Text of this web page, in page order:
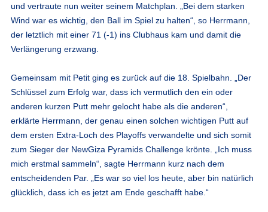
und vertraute nun weiter seinem Matchplan. „Bei dem starken
Wind war es wichtig, den Ball im Spiel zu halten“, so Herrmann,
der letztlich mit einer 71 (-1) ins Clubhaus kam und damit die
Verlängerung erzwang.
Gemeinsam mit Petit ging es zurück auf die 18. Spielbahn. „Der
Schlüssel zum Erfolg war, dass ich vermutlich den ein oder
anderen kurzen Putt mehr gelocht habe als die anderen“,
erklärte Herrmann, der genau einen solchen wichtigen Putt auf
dem ersten Extra-Loch des Playoffs verwandelte und sich somit
zum Sieger der NewGiza Pyramids Challenge krönte. „Ich muss
mich erstmal sammeln“, sagte Herrmann kurz nach dem
entscheidenden Par. „Es war so viel los heute, aber bin natürlich
glücklich, dass ich es jetzt am Ende geschafft habe.“